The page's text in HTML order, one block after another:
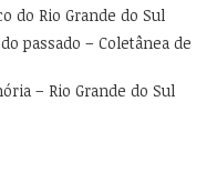
do Rio Grande do Sul
passado – Coletânea de
– Rio Grande do Sul